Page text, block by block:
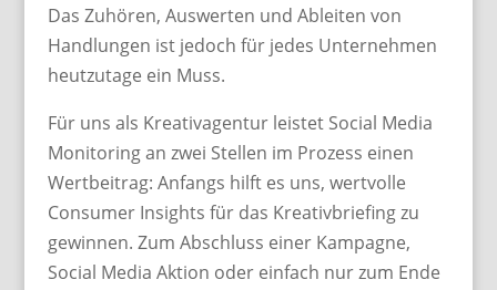
Das Zuhören, Auswerten und Ableiten von
Handlungen ist jedoch für jedes Unternehmen
heutzutage ein Muss.
Für uns als Kreativagentur leistet Social Media
Monitoring an zwei Stellen im Prozess einen
Wertbeitrag: Anfangs hilft es uns, wertvolle
Consumer Insights für das Kreativbriefing zu
gewinnen. Zum Abschluss einer Kampagne,
Social Media Aktion oder einfach nur zum Ende